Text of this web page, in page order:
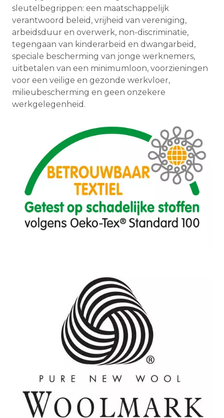
sleutelbegrippen: een maatschappelijk
verantwoord beleid, vrijheid van vereniging,
arbeidsduur en overwerk, non-discriminatie,
tegengaan van kinderarbeid en dwangarbeid,
speciale bescherming van jonge werknemers,
uitbetalen van een minimumloon, voorzieningen
voor een veilige en gezonde werkvloer,
milieubescherming en geen onzekere
werkgelegenheid.